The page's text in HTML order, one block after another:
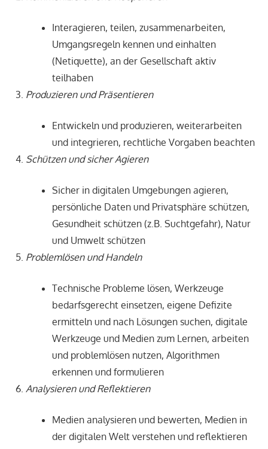
Interagieren, teilen, zusammenarbeiten,
Umgangsregeln kennen und einhalten
(Netiquette), an der Gesellschaft aktiv
teilhaben
Produzieren und Präsentieren
Entwickeln und produzieren, weiterarbeiten
und integrieren, rechtliche Vorgaben beachten
Schützen und sicher Agieren
Sicher in digitalen Umgebungen agieren,
persönliche Daten und Privatsphäre schützen,
Gesundheit schützen (z.B. Suchtgefahr), Natur
und Umwelt schützen
Problemlösen und Handeln
Technische Probleme lösen, Werkzeuge
bedarfsgerecht einsetzen, eigene Defizite
ermitteln und nach Lösungen suchen, digitale
Werkzeuge und Medien zum Lernen, arbeiten
und problemlösen nutzen, Algorithmen
erkennen und formulieren
Analysieren und Reflektieren
Medien analysieren und bewerten, Medien in
der digitalen Welt verstehen und reflektieren